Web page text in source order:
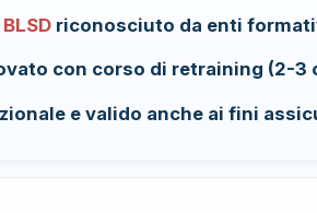
riconosciuto da enti
con corso di retraining (2-3
e valido anche ai fini